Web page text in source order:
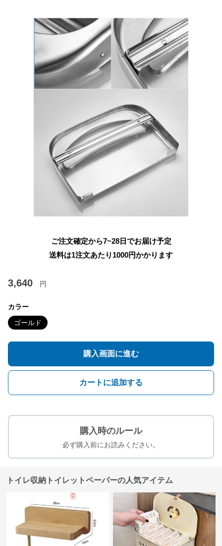
ご注文確定から7~28日でお届け予定
送料は1注文あたり 1000円かかります
3,640 円
カラー
ゴールド
購入画面に進む
カートに追加する
購入時のルール
必ず購入前にお読みください。
トイレ収納トイレットペーパーの人気アイテム